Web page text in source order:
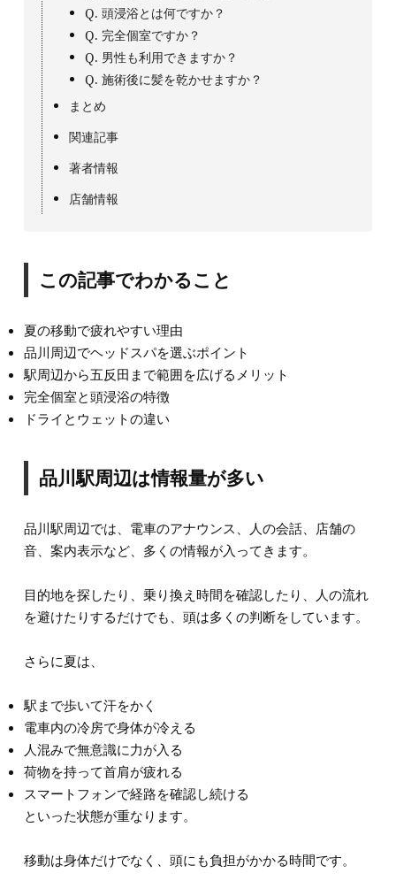
Q. 頭浸浴とは何ですか？
Q. 完全個室ですか？
Q. 男性も利用できますか？
Q. 施術後に髪を乾かせますか？
まとめ
関連記事
著者情報
店舗情報
この記事でわかること
夏の移動で疲れやすい理由
品川周辺でヘッドスパを選ぶポイント
駅周辺から五反田まで範囲を広げるメリット
完全個室と頭浸浴の特徴
ドライとウェットの違い
品川駅周辺は情報量が多い
品川駅周辺では、電車のアナウンス、人の会話、店舗の
音、案内表示など、多くの情報が入ってきます。
目的地を探したり、乗り換え時間を確認したり、人の流れ
を避けたりするだけでも、頭は多くの判断をしています。
さらに夏は、
駅まで歩いて汗をかく
電車内の冷房で身体が冷える
人混みで無意識に力が入る
荷物を持って首肩が疲れる
スマートフォンで経路を確認し続ける
といった状態が重なります。
移動は身体だけでなく、頭にも負担がかかる時間です。